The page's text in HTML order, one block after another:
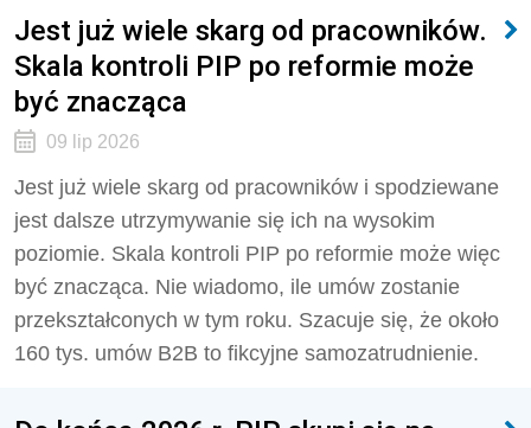
Jest już wiele skarg od pracowników.
Skala kontroli PIP po reformie może
być znacząca
09 lip 2026
Jest już wiele skarg od pracowników i spodziewane
jest dalsze utrzymywanie się ich na wysokim
poziomie. Skala kontroli PIP po reformie może więc
być znacząca. Nie wiadomo, ile umów zostanie
przekształconych w tym roku. Szacuje się, że około
160 tys. umów B2B to fikcyjne samozatrudnienie.